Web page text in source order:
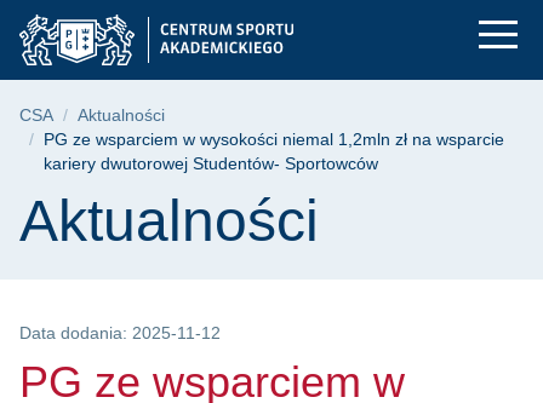
Przejdź
do
menu
Przejdź
do
wyszukiwarki
Przejdź
do
treści
PG ze wsparciem w
Ścieżka nawigacyjna
CSA
Aktualności
PG ze wsparciem w wysokości niemal 1,2mln zł na wsparcie
kariery dwutorowej Studentów- Sportowców
Treść strony
Aktualności
Data dodania: 2025-11-12
PG ze wsparciem w